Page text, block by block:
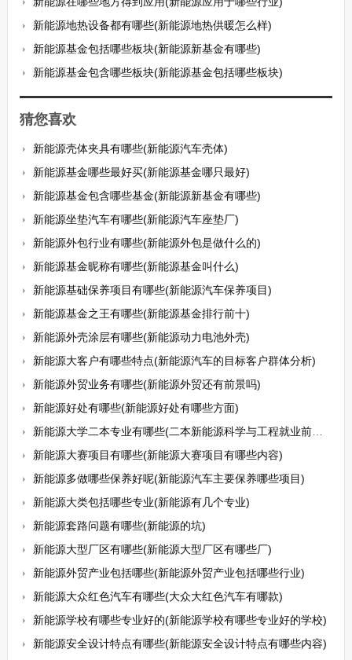
新能源地热设备都有哪些(新能源地热供暖怎么样)
新能源基金包括哪些板块(新能源新基金有哪些)
新能源基金包含哪些板块(新能源基金包括哪些板块)
猜您喜欢
新能源壳体夹具有哪些(新能源汽车壳体)
新能源基金哪些最好买(新能源基金哪只最好)
新能源基金包含哪些基金(新能源新基金有哪些)
新能源坐垫汽车有哪些(新能源汽车座垫厂)
新能源外包行业有哪些(新能源外包是做什么的)
新能源基金昵称有哪些(新能源基金叫什么)
新能源基础保养项目有哪些(新能源汽车保养项目)
新能源基金之王有哪些(新能源基金排行前十)
新能源外壳涂层有哪些(新能源动力电池外壳)
新能源大客户有哪些特点(新能源汽车的目标客户群体分析)
新能源外贸业务有哪些(新能源外贸还有前景吗)
新能源好处有哪些(新能源好处有哪些方面)
新能源大学二本专业有哪些(二本新能源科学与工程就业前景怎么样)
新能源大赛项目有哪些(新能源大赛项目有哪些内容)
新能源多做哪些保养好呢(新能源汽车主要保养哪些项目)
新能源大类包括哪些专业(新能源有几个专业)
新能源套路问题有哪些(新能源的坑)
新能源大型厂区有哪些(新能源大型厂区有哪些厂)
新能源外贸产业包括哪些(新能源外贸产业包括哪些行业)
新能源大众红色汽车有哪些(大众大红色汽车有哪款)
新能源学校有哪些专业好的(新能源学校有哪些专业好的学校)
新能源安全设计特点有哪些(新能源安全设计特点有哪些内容)